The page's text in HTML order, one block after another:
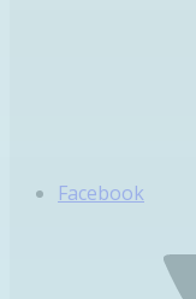
Facebook